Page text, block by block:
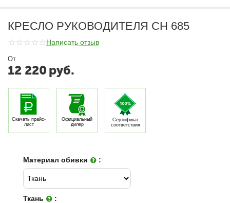
КРЕСЛО РУКОВОДИТЕЛЯ CH 685
Написать отзыв
От
12 220 руб.
Скачать прайс-
лист
Официальный
дилер
Сертификат
соответствия
Материал обивки :
Ткань :